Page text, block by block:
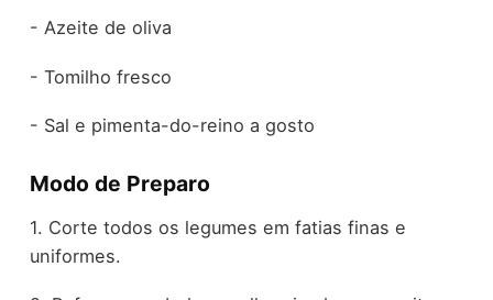
- Azeite de oliva
- Tomilho fresco
- Sal e pimenta-do-reino a gosto
Modo de Preparo
1. Corte todos os legumes em fatias finas e
uniformes.